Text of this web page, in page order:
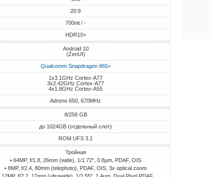
20:9
700nit / -
HDR10+
Android 10
(ZenUI)
Qualcomm Snapdragon 865+
1x3.1GHz Cortex-A77
3x2.42GHz Cortex-A77
4x1.8GHz Cortex-A55
Adreno 650, 670MHz
8/256 GB
до 1024GB (отдельный слот)
ROM UFS 3.1
Тройная
• 64MP, f/1.8, 26mm (wide), 1/1.72", 0.8µm, PDAF, OIS
• 8MP, f/2.4, 80mm (telephoto), PDAF, OIS, 3x optical zoom